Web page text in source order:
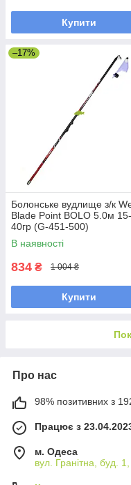
Купити
–17%
Болонське вудлище з/к
Blade Point BOLO 5.0м 15-
40гр (G-451-500)
(поплавкова вудка)
В наявності
834 ₴ 1 004 ₴
Купити
Про нас
98% позитивних з 192
Працює з
м. Одеса
вул. Гранітна, буд.